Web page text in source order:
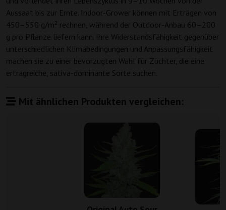
Aussaat bis zur Ernte. Indoor-Grower können mit Erträgen von
450–550 g/m² rechnen, während der Outdoor-Anbau 60–200
g pro Pflanze liefern kann. Ihre Widerstandsfähigkeit gegenüber
unterschiedlichen Klimabedingungen und Anpassungsfähigkeit
machen sie zu einer bevorzugten Wahl für Züchter, die eine
ertragreiche, sativa-dominante Sorte suchen.
Mit ähnlichen Produkten vergleichen: